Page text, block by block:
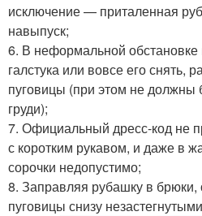
исключение — приталенная
навыпуск;
6. В неформальной обстановке
галстука или вовсе его снять,
пуговицы (при этом не
груди);
7. Официальный дресс-код не
с коротким рукавом, и даже в
сорочки недопустимо;
8. Заправляя рубашку в брюки,
пуговицы снизу